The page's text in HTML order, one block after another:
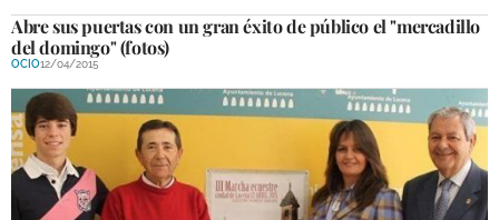
Abre sus puertas con un gran éxito de público el "mercadillo
del domingo" (fotos)
OCIO12/04/2015